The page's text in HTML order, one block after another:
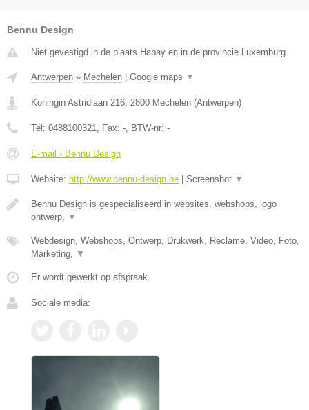
Bennu Design
Niet gevestigd in de plaats Habay en in de provincie Luxemburg.
Antwerpen » Mechelen Google maps ▼
Koningin Astridlaan 216 2800 Mechelen (Antwerpen)
Tel: 0488100321 , Fax: - , BTW-nr: -
E-mail › Bennu Design
Website: http://www.bennu-design.be Screenshot ▼
Bennu Design is gespecialiseerd in websites, webshops, logo
ontwerp,
▼
Webdesign, Webshops, Ontwerp, Drukwerk, Reclame, Video, Foto,
Marketing,
▼
Er wordt gewerkt op afspraak.
Sociale media: